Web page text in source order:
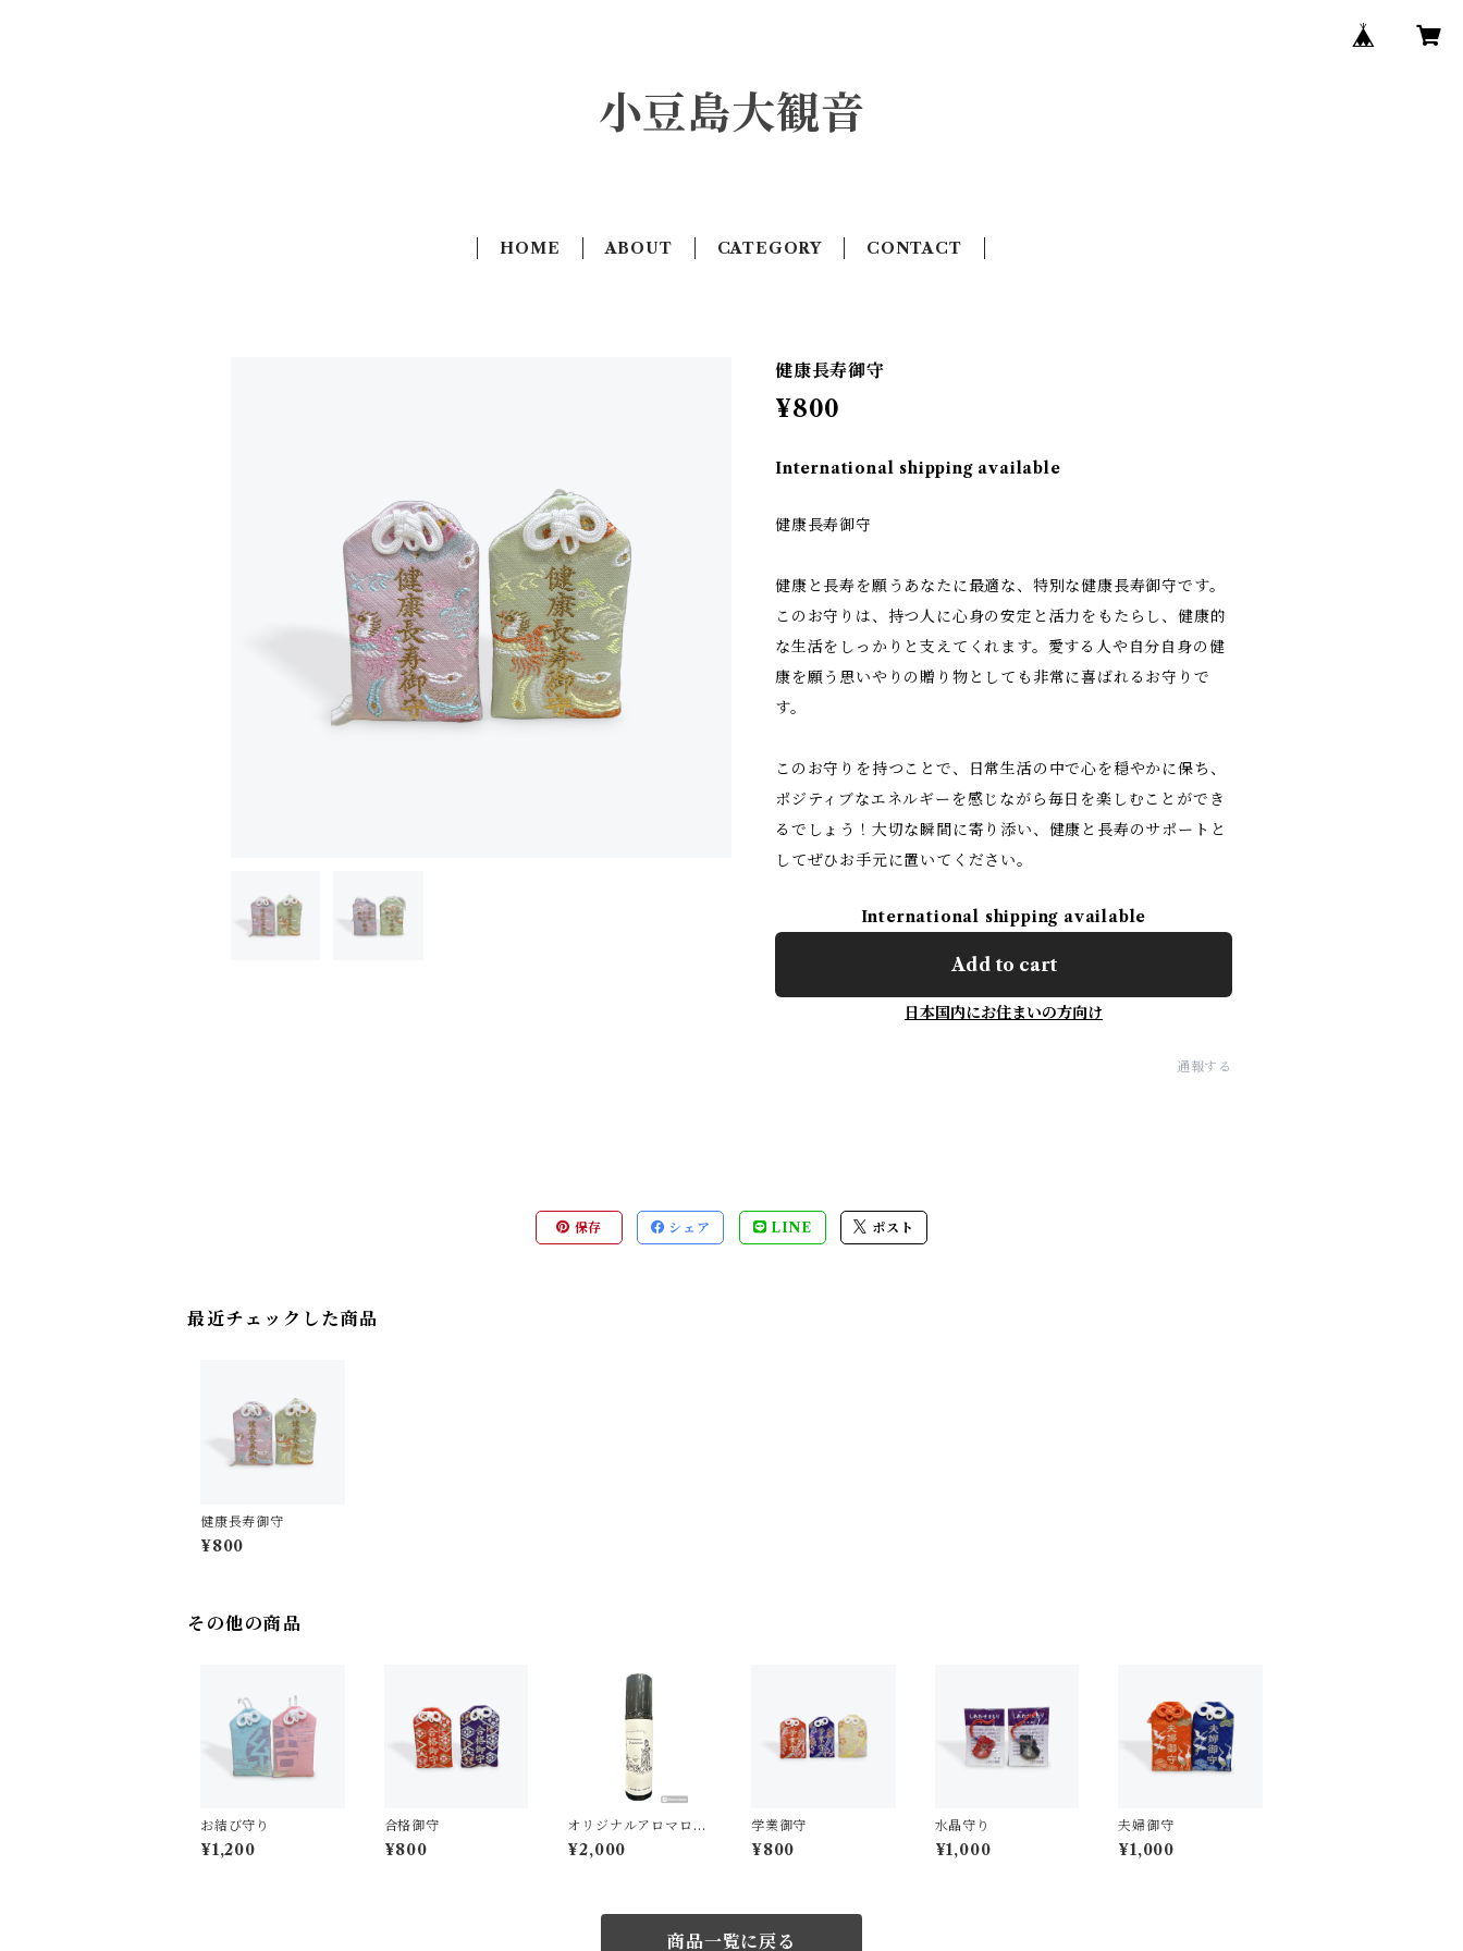
小豆島大観音
HOME ABOUT CATEGORY CONTACT
健康長寿御守
¥800
International shipping available
健康長寿御守
健康と長寿を願うあなたに最適な、特別な健康長寿御守です。
このお守りは、持つ人に心身の安定と活力をもたらし、健康的
な生活をしっかりと支えてくれます。愛する人や自分自身の健
康を願う思いやりの贈り物としても非常に喜ばれるお守りで
す。
このお守りを持つことで、日常生活の中で心を穏やかに保ち、
ポジティブなエネルギーを感じながら毎日を楽しむことができ
るでしょう！大切な瞬間に寄り添い、健康と長寿のサポートと
してぜひお手元に置いてください。
International shipping available
Add to cart
日本国内にお住まいの方向け
通報する
保存 シェア LINE ポスト
最近チェックした商品
健康長寿御守
¥800
その他の商品
お結び守り
¥1,200
合格御守
¥800
オリジナルアロマロー
ルオンボトル
¥2,000
学業御守
¥800
水晶守り
¥1,000
夫婦御守
¥1,000
商品一覧に戻る